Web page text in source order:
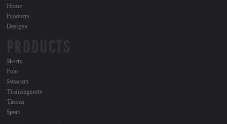
Home
Products
Designs
Shirts
Polo
Sweaters
Trainingssets
Tassen
Sport